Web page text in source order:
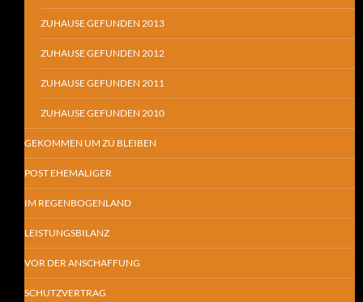
ZUHAUSE GEFUNDEN 2013
ZUHAUSE GEFUNDEN 2012
ZUHAUSE GEFUNDEN 2011
ZUHAUSE GEFUNDEN 2010
GEKOMMEN UM ZU BLEIBEN
POST EHEMALIGER
IM REGENBOGENLAND
LEISTUNGSBILANZ
VOR DER ANSCHAFFUNG
SCHUTZVERTRAG